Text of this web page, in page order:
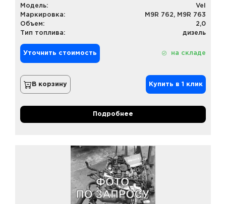
Модель:
Vel
Маркировка:
M9R 762, M9R 763
Объем:
2,0
Тип топлива:
дизель
Уточнить стоимость на складе
В корзину Купить в 1 клик
Подробнее